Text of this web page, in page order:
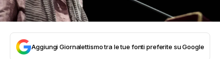
Aggiungi Giornalettismo tra le tue fonti preferite su Google